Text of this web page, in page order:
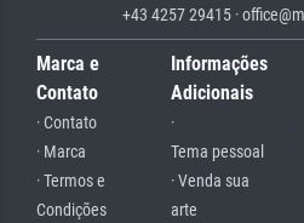
+43 4257 29415 ·
Marca e
Contato
· Contato
· Marca
· Termos e
Condições
Informações
Adicionais
·
Tema pessoal
· Venda sua
arte